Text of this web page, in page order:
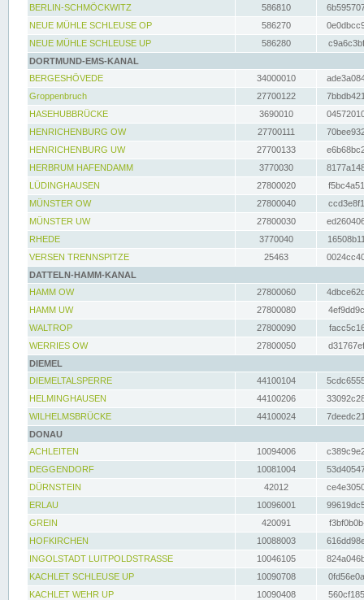
BERLIN-SCHMÖCKWITZ
586810
NEUE MÜHLE SCHLEUSE OP
586270
NEUE MÜHLE SCHLEUSE UP
586280
DORTMUND-EMS-KANAL
BERGESHÖVEDE
34000010
Groppenbruch
27700122
HASEHUBBRÜCKE
3690010
HENRICHENBURG OW
27700111
HENRICHENBURG UW
27700133
HERBRUM HAFENDAMM
3770030
LÜDINGHAUSEN
27800020
MÜNSTER OW
27800040
MÜNSTER UW
27800030
RHEDE
3770040
VERSEN TRENNSPITZE
25463
DATTELN-HAMM-KANAL
HAMM OW
27800060
HAMM UW
27800080
WALTROP
27800090
WERRIES OW
27800050
DIEMEL
DIEMELTALSPERRE
44100104
HELMINGHAUSEN
44100206
WILHELMSBRÜCKE
44100024
DONAU
ACHLEITEN
10094006
DEGGENDORF
10081004
DÜRNSTEIN
42012
ERLAU
10096001
GREIN
420091
HOFKIRCHEN
10088003
INGOLSTADT LUITPOLDSTRASSE
10046105
KACHLET SCHLEUSE UP
10090708
KACHLET WEHR UP
10090408